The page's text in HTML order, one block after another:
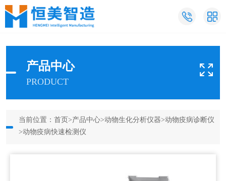
产品中心
PRODUCT
当前位置： 首页 >产品中心>动物生化分析仪器>动物疫病诊断仪
>动物疫病快速检测仪